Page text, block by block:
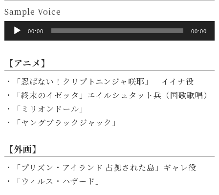
Sample Voice
声
プ
ヤ
ー
00:00 00:00
【アニメ】
・「忍ばない！クリプトニンジャ咲耶」 イイナ役
・「終末のイゼッタ」エイルシュタット兵（国歌歌唱）
・「ミリオンドール」
・「ヤングブラックジャック」
【外画】
・「プリズン・アイランド 占拠された島」ギャレ役
・「ウィルス・ハザード」